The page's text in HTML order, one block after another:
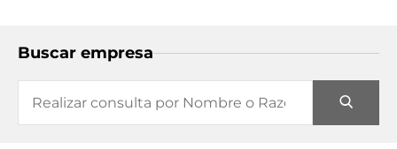
Buscar empresa